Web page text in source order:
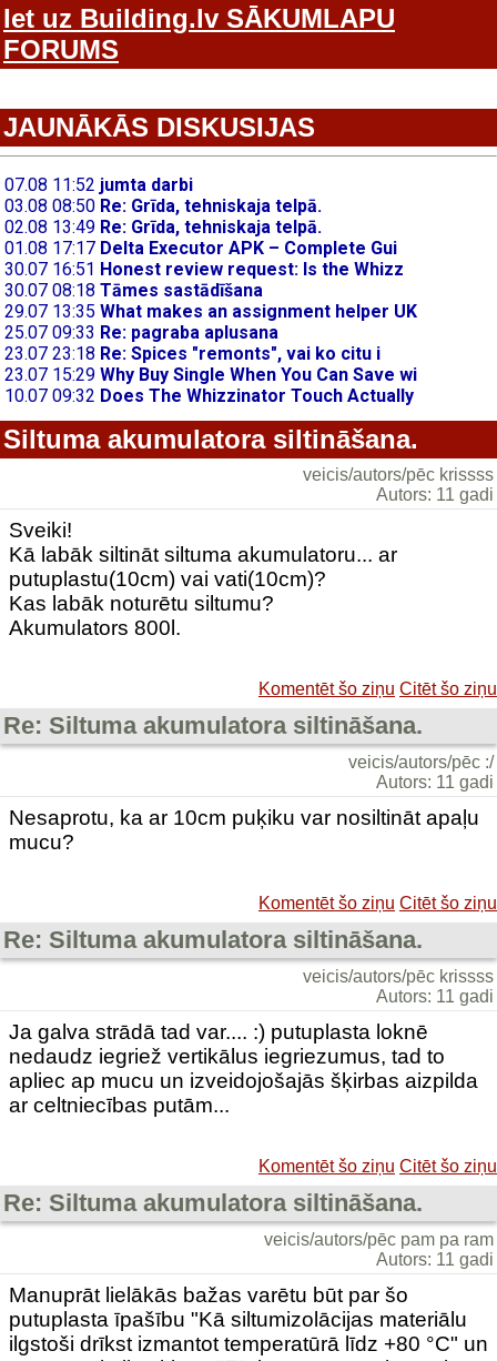
Iet uz Building.lv SĀKUMLAPU
FORUMS
JAUNĀKĀS DISKUSIJAS
Siltuma akumulatora siltināšana.
veicis/autors/pēc krissss
Autors: 11 gadi
Sveiki!
Kā labāk siltināt siltuma akumulatoru... ar
putuplastu(10cm) vai vati(10cm)?
Kas labāk noturētu siltumu?
Akumulators 800l.
Komentēt šo ziņu Citēt šo ziņu
Re: Siltuma akumulatora siltināšana.
veicis/autors/pēc :/
Autors: 11 gadi
Nesaprotu, ka ar 10cm puķiku var nosiltināt apaļu
mucu?
Komentēt šo ziņu Citēt šo ziņu
Re: Siltuma akumulatora siltināšana.
veicis/autors/pēc krissss
Autors: 11 gadi
Ja galva strādā tad var.... :) putuplasta loknē
nedaudz iegriež vertikālus iegriezumus, tad to
apliec ap mucu un izveidojošajās šķirbas aizpilda
ar celtniecības putām...
Komentēt šo ziņu Citēt šo ziņu
Re: Siltuma akumulatora siltināšana.
veicis/autors/pēc pam pa ram
Autors: 11 gadi
Manuprāt lielākās bažas varētu būt par šo
putuplasta īpašību "Kā siltumizolācijas materiālu
ilgstoši drīkst izmantot temperatūrā līdz +80 °C" un